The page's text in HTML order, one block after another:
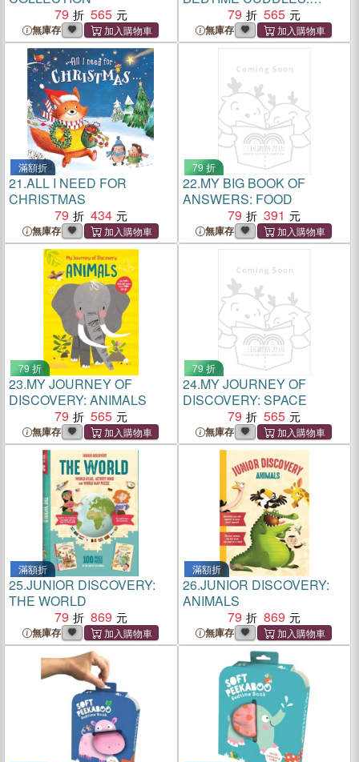
79
565
無庫存
DON'T SNEEZE, SANTA!
79 565
無庫存
滿額折
21.ALL I NEED FOR
CHRISTMAS
79
434
無庫存
79 折
22.MY BIG BOOK OF
ANSWERS: FOOD
79
391
無庫存
79 折
23.MY JOURNEY OF
DISCOVERY: ANIMALS
79
565
無庫存
79 折
24.MY JOURNEY OF
DISCOVERY: SPACE
79
565
無庫存
滿額折
25.JUNIOR DISCOVERY:
THE WORLD
79
869
無庫存
滿額折
26.JUNIOR DISCOVERY:
ANIMALS
79
869
無庫存